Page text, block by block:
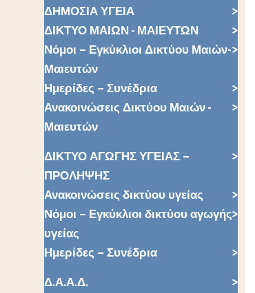
ΔΗΜΟΣΙΑ ΥΓΕΙΑ
ΔΙΚΤΥΟ ΜΑΙΩΝ - ΜΑΙΕΥΤΩΝ
Νόμοι – Εγκύκλιοι Δικτύου Μαιών-
Μαιευτών
Ημερίδες – Συνέδρια
Ανακοινώσεις Δικτύου Μαιών -
Μαιευτών
ΔΙΚΤΥΟ ΑΓΩΓΗΣ ΥΓΕΙΑΣ –
ΠΡΟΛΗΨΗΣ
Ανακοινώσεις δικτύου υγείας
Νόμοι – Εγκύκλιοι δικτύου αγωγής
υγείας
Ημερίδες – Συνέδρια
Δ.Α.Α.Δ.